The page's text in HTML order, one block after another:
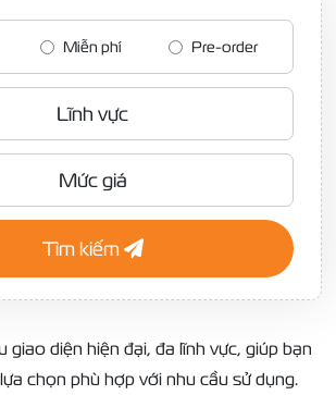
Miễn phí Pre-order
Lĩnh vực
Mức giá
Tìm kiếm
giao diện hiện đại, đa lĩnh vực, giúp bạn
chọn phù hợp với nhu cầu sử dụng.